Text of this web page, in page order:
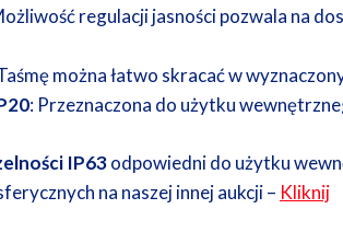
regulacji jasności pozwala na
można łatwo skracać w
: Przeznaczona do użytku
IP63odpowiedni do użytku
na naszej innej aukcji – Kliknij